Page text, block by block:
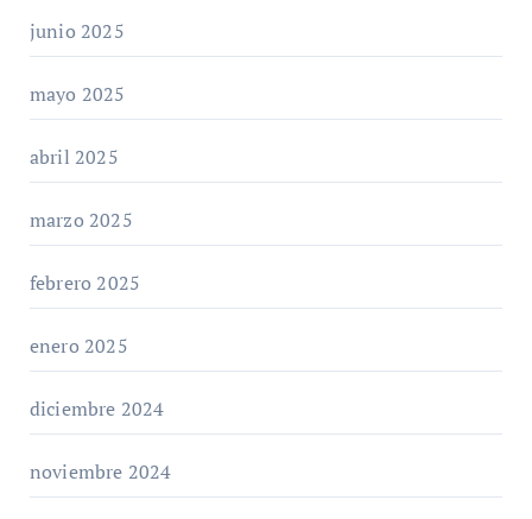
junio 2025
mayo 2025
abril 2025
marzo 2025
febrero 2025
enero 2025
diciembre 2024
noviembre 2024